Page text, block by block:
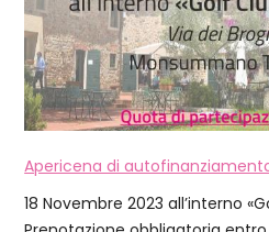
Apericena di
18 Novembre 2023 all’interno